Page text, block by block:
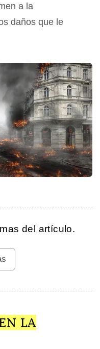
a la
daños que le
del artículo.
LA